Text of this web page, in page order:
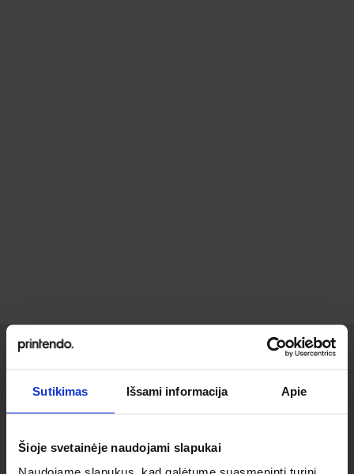
Sutikimas Išsami informacija Apie
Šioje svetainėje naudojami slapukai
Ieškai
individualaus